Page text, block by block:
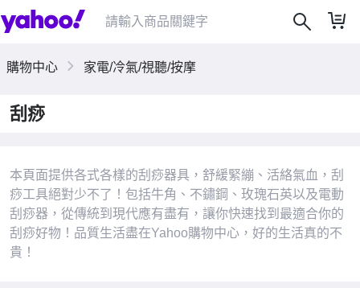
購物中心 家電/冷氣/視聽/按摩
刮痧
本頁面提供各式各樣的刮痧器具，舒緩緊繃、活絡氣血，刮
痧工具絕對少不了！包括牛角、不鏽鋼、玫瑰石英以及電動
刮痧器，從傳統到現代應有盡有，讓你快速找到最適合你的
刮痧好物！品質生活盡在Yahoo購物中心，好的生活真的不
貴！